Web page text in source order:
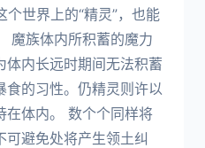
个世界上的“精灵”，也能
魔族体内所积蓄的魔力
体内长远时期间无法积蓄
食的习性。仍精灵则许以
在体内。 数个个同样将
避免处将产生领土纠